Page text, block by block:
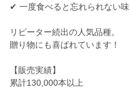
✔ 一度食べると忘れられない味
リピーター続出の人気品種。
贈り物にも喜ばれています！
【販売実績】
累計130,000本以上